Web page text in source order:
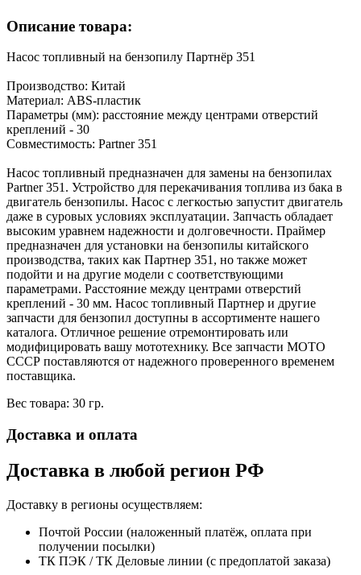
Описание товара:
Насос топливный на бензопилу Партнёр 351
Производство: Китай
Материал: ABS-пластик
Параметры (мм): расстояние между центрами отверстий
креплений - 30
Совместимость: Partner 351
Насос топливный предназначен для замены на бензопилах
Partner 351. Устройство для перекачивания топлива из бака в
двигатель бензопилы. Насос с легкостью запустит двигатель
даже в суровых условиях эксплуатации. Запчасть обладает
высоким уравнем надежности и долговечности. Праймер
предназначен для установки на бензопилы китайского
производства, таких как Партнер 351, но также может
подойти и на другие модели с соответствующими
параметрами. Расстояние между центрами отверстий
креплений - 30 мм. Насос топливный Партнер и другие
запчасти для бензопил доступны в ассортименте нашего
каталога. Отличное решение отремонтировать или
модифицировать вашу мототехнику. Все запчасти МОТО
СССР поставляются от надежного проверенного временем
поставщика.
Вес товара: 30 гр.
Доставка и оплата
Доставка в любой регион РФ
Доставку в регионы осуществляем:
Почтой России (наложенный платёж, оплата при
получении посылки)
ТК ПЭК / ТК Деловые линии (с предоплатой заказа)